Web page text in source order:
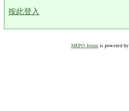
按此登入
MEPO forum is powered by